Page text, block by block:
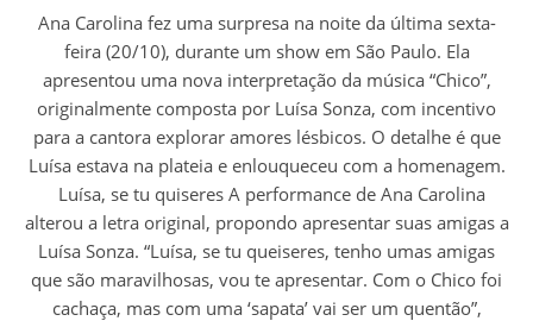
Ana Carolina fez uma surpresa na noite da última sexta-
feira (20/10), durante um show em São Paulo. Ela
apresentou uma nova interpretação da música “Chico”,
originalmente composta por Luísa Sonza, com incentivo
para a cantora explorar amores lésbicos. O detalhe é que
Luísa estava na plateia e enlouqueceu com a homenagem.
Luísa, se tu quiseres A performance de Ana Carolina
alterou a letra original, propondo apresentar suas amigas a
Luísa Sonza. “Luísa, se tu queiseres, tenho umas amigas
que são maravilhosas, vou te apresentar. Com o Chico foi
cachaça, mas com uma ‘sapata’ vai ser um quentão”,